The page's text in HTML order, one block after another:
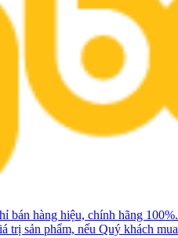
bán hàng hiệu, chính hãng 100%.
trị sản phẩm, nếu Quý khách mua